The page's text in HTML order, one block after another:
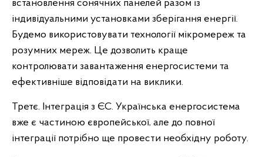
встановлення сонячних панелей разом із
індивідуальними установками зберігання енергії.
Будемо використовувати технології мікромереж та
розумних мереж. Це дозволить краще
контролювати завантаження енергосистеми та
ефективніше відповідати на виклики.
Третє. Інтеграція з ЄС. Українська енергосистема
вже є частиною європейської, але до повної
інтеграції потрібно ще провести необхідну роботу.